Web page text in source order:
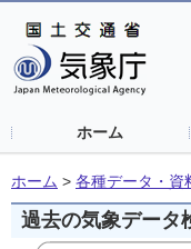
ホーム
ホーム > 各種データ・資
過去の気象データ